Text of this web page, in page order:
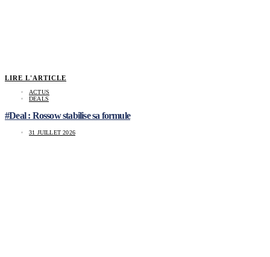
LIRE L'ARTICLE
ACTUS
DEALS
#Deal : Rossow stabilise sa formule
31 JUILLET 2026